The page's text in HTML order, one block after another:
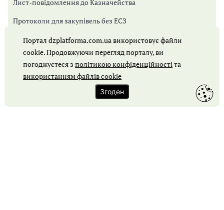
Лист-повідомлення до Казначейства
Протоколи для закупівель без ЕСЗ
Протоколи для Prozorro Market
Протоколи для відкритих торгів
Обґрунтування закупівлі
Портал dzplatforma.com.ua використовує файли
cookie. Продовжуючи перегляд порталу, ви
погоджуєтеся зполітикою конфіденційностіта
використанням файлів cookie
Згоден